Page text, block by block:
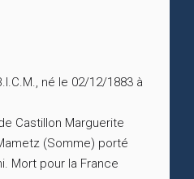
né le 02/12/1883 à
Castillon Marguerite
(Somme) porté
Mort pour la France